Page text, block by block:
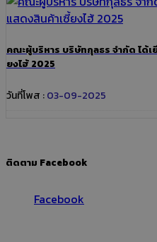
คณะผู้บริหาร บริษัทกุลธร จำกัด ได้
ยงไฮ้ 2025
วันที่โพส :03-09-2025
ติดตาม Facebook
Facebook